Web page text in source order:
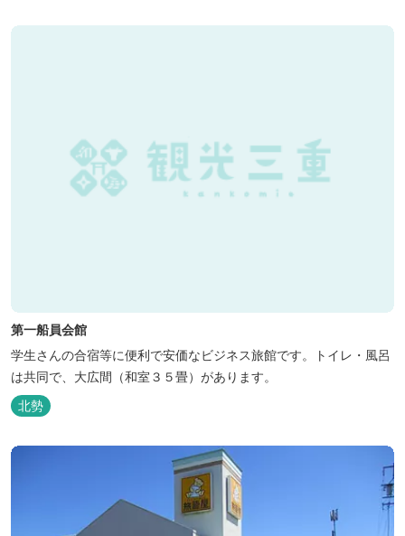
第一船員会館
学生さんの合宿等に便利で安価なビジネス旅館です。トイレ・風呂
は共同で、大広間（和室３５畳）があります。
北勢